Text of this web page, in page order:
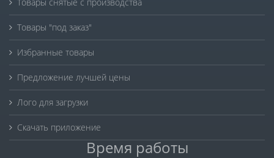
Товары "под заказ"
Избранные товары
Предложение лучшей цены
Лого для загрузки
Скачать приложение
Время работы